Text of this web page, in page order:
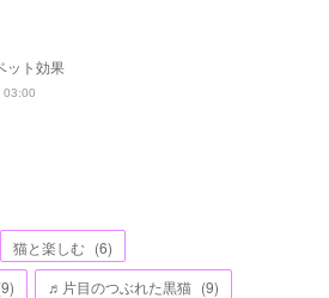
ット効果
03:00
猫と楽しむ (6)
9) ♬片目のつぶれた黒猫 (9)